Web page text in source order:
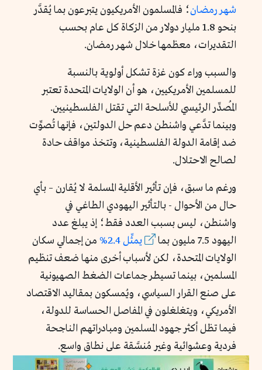
شهر رمضان؛ فالمسلمون الأمريكيون يتبرعون بما يُقدَّر
بنحو 1.8 مليار دولار من الزكاة كل عام بحسب
التقديرات، معظمها خلال شهر رمضان.
والسبب وراء كون غزة تشكل أولوية بالنسبة
للمسلمين الأمريكيين، هو أن الولايات المتحدة تعتبر
المُصدِّر الرئيسي للأسلحة التي تقتل الفلسطينيين.
وبينما تدَّعي واشنطن دعم حل الدولتين، فإنها تُصوِّت
ضد إقامة الدولة الفلسطينية، وتتخذ مواقف حادة
لصالح الاحتلال.
ورغم ما سبق، فإن تأثير الأقلية المسلمة لا يُقارن – بأي
حال من الأحوال - بالتأثير اليهودي الطاغي في
واشنطن، ليس بسبب العدد فقط؛ إذ يبلغ عدد
اليهود 7.5 مليون بما
يمثِّل 2.4%
من إجمالي سكان
الولايات المتحدة، لكن لأسباب أخرى منها ضعف تنظيم
المسلمين، بينما تسيطر جماعات الضغط الصهيونية
على صنع القرار السياسي، ويُمسكون بمقاليد الاقتصاد
الأمريكي، ويتغلغلون في المفاصل الحساسة للدولة،
فيما تظل أكثر جهود المسلمين ومبادراتهم الناجحة
فردية وعشوائية وغير مُنسَّقة على نطاق واسع.